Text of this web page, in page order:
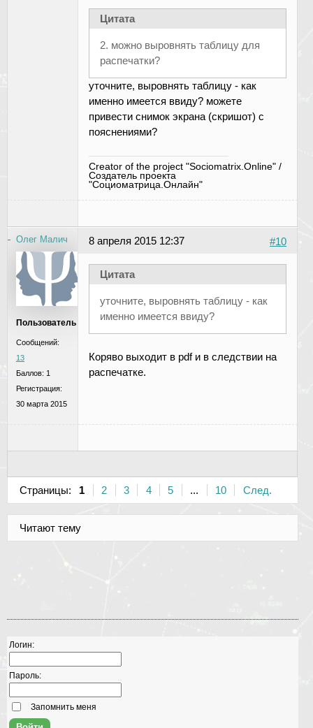
Цитата
2. можно выровнять таблицу для
распечатки?
уточните, выровнять таблицу - как
именно имеется ввиду? можете
привести снимок экрана (скришот) с
пояснениями?
Creator of the project "Sociomatrix.Online" /
Создатель проекта
"Социоматрица.Онлайн"
Олег Малич
Пользователь
Сообщений:
13
Баллов: 1
Регистрация:
30 марта 2015
#10
8 апреля 2015 12:37
Цитата
уточните, выровнять таблицу - как
именно имеется ввиду?
Коряво выходит в pdf и в следствии на
распечатке.
Страницы: 1 2 3 4 5 ... 10 След.
Читают тему
Логин:
Пароль:
Запомнить меня